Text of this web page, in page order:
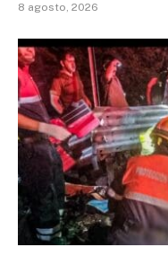
8 agosto, 2026